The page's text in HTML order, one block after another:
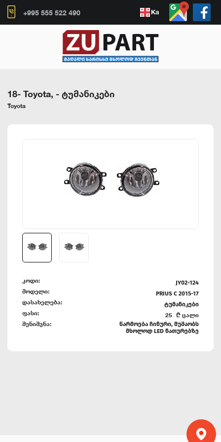
+995 555 522 490 Ka
18- Toyota, - ტუმანიკები
Toyota
კოდი: JY02-124
მოდელი: PRIUS C 2015-17
დასახელება: ტუმანიკები
ფასი: 25 ₾ ცალი
შენიშვნა:
წარმოება ჩინური, მუშაობს
მხოლოდ LED ნათურებზე